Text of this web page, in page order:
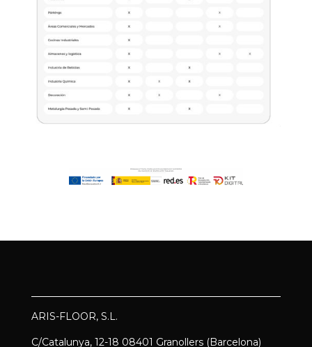
ARIS-FLOOR, S.L.
C/Catalunya, 12-18 08401 Granollers (Barcelona)